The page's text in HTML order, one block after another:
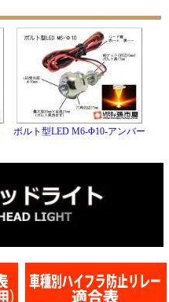
ボルト型LED M6-Φ10-アンバー